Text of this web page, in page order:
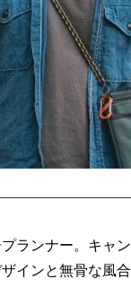
ランナー。キャ
インと無骨な風